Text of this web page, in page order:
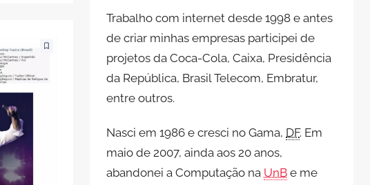
Trabalho com internet desde 1998 e antes
de criar minhas empresas participei de
projetos da Coca-Cola, Caixa, Presidência
da República, Brasil Telecom, Embratur,
entre outros.
Nasci em 1986 e cresci no Gama, DF. Em
maio de 2007, ainda aos 20 anos,
abandonei a Computação na UnB e me